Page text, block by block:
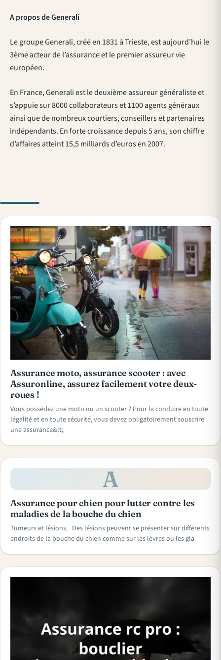
A propos de Generali
Le groupe Generali, créé en 1831 à Trieste, est aujourd’hui le
3ème acteur de l’assurance et le premier assureur vie
européen.
En France, Generali est le deuxième assureur généraliste et
s’appuie sur 8000 collaborateurs et 1100 agents généraux
ainsi que de nombreux courtiers, conseillers et partenaires
indépendants. En forte croissance depuis 5 ans, son chiffre
d’affaires atteint 15,5 milliards d’euros en 2007.
Assurance moto, assurance scooter : avec
Assuronline, assurez facilement votre deux-
roues !
Vous possédez une moto ou un scooter ? Pour la conduire en toute
légalité et en toute sécurité, vous devez obligatoirement souscrire
une assurance&lt;
A
Assurance pour chien pour lutter contre les
maladies de la bouche du chien
Tumeurs et lésions. Des lésions peuvent se présenter sur différents
endroits de la bouche du chien comme sur les lèvres ou les gla